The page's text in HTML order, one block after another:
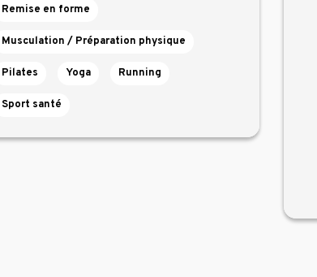
Remise en forme
Musculation / Préparation physique
Pilates Yoga Running
Sport santé